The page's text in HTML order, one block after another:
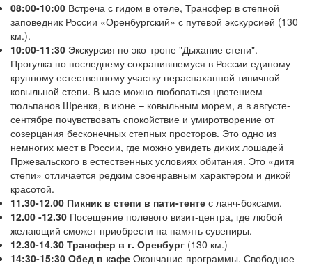
08:00-10:00 Встреча с гидом в отеле, Трансфер в степной
заповедник России «Оренбургский» с путевой экскурсией (130
км.).
10:00-11:30 Экскурсия по эко-тропе "Дыхание степи".
Прогулка по последнему сохранившемуся в России единому
крупному естественному участку нераспаханной типичной
ковыльной степи. В мае можно любоваться цветением
тюльпанов Шренка, в июне – ковыльным морем, а в августе-
сентябре почувствовать спокойствие и умиротворение от
созерцания бесконечных степных просторов. Это одно из
немногих мест в России, где можно увидеть диких лошадей
Пржевальского в естественных условиях обитания. Это «дитя
степи» отличается редким своенравным характером и дикой
красотой.
11.30-12.00 Пикник в степи в пати-тенте с ланч-боксами.
12.00 -12.30 Посещение полевого визит-центра, где любой
желающий сможет приобрести на память сувениры.
12.30-14.30 Трансфер в г. Оренбург (130 км.)
14:30-15:30 Обед в кафе Окончание программы. Свободное